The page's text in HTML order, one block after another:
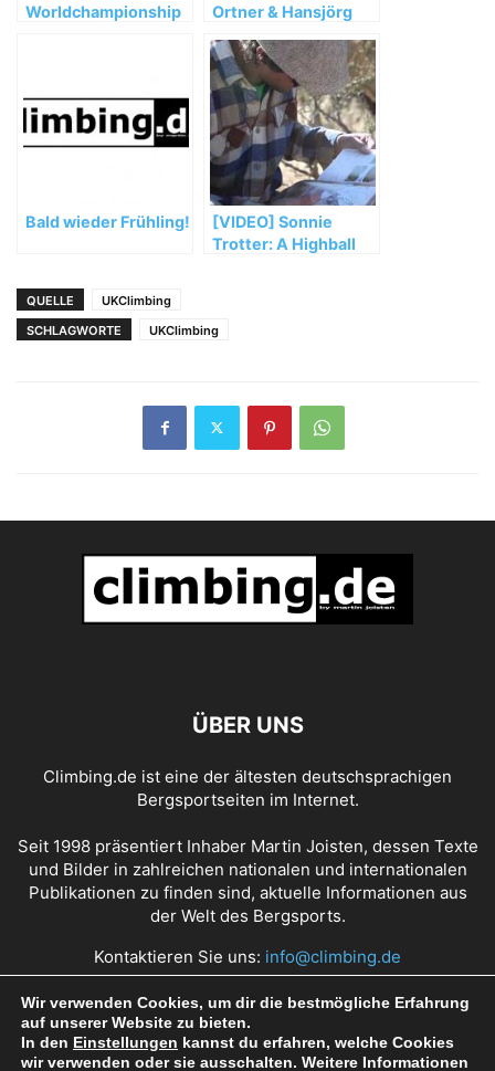
Worldchampionship
Ortner & Hansjörg
Masherbrum
Expedition vorzeitig
abbrechen
Bald wieder Frühling!
[VIDEO] Sonnie
Trotter: A Highball
QUELLE
UKClimbing
SCHLAGWORTE
UKClimbing
ÜBER UNS
Climbing.de ist eine der ältesten deutschsprachigen
Bergsportseiten im Internet.
Seit 1998 präsentiert Inhaber Martin Joisten, dessen Texte
und Bilder in zahlreichen nationalen und internationalen
Publikationen zu finden sind, aktuelle Informationen aus
der Welt des Bergsports.
Kontaktieren Sie uns: info@climbing.de
Über Climbing.de RSS Feed Mediadaten
Wir verwenden Cookies, um dir die bestmögliche Erfahrung
auf unserer Website zu bieten.
In den Einstellungen kannst du erfahren, welche Cookies
wir verwenden oder sie ausschalten. Weitere Informationen